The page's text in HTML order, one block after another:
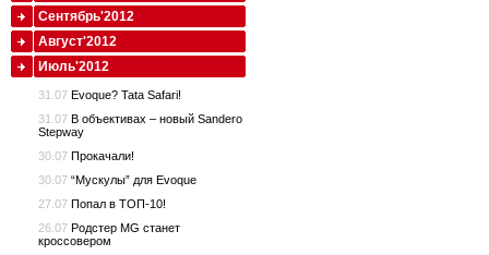
Сентябрь'2012
Август'2012
Июль'2012
31.07 Evoque? Tata Safari!
31.07 В объективах – новый Sandero
Stepway
30.07 Прокачали!
30.07 “Мускулы” для Evoque
27.07 Попал в ТОП-10!
26.07 Родстер MG станет
кроссовером